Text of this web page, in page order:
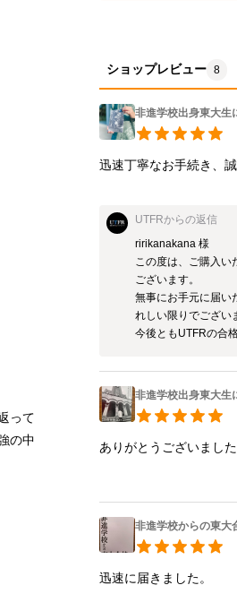
って
の中
ショップレビュー 8
非進学校出身東大
迅速丁寧なお手続き、
UTFRからの返信
ririkanakana 様
この度は、ご購入い
ございます。
無事にお手元に届い
れしい限りでござい
今後ともUTFRの合
非進学校出身東大
ありがとうございました
非進学校からの東大
迅速に届きました。